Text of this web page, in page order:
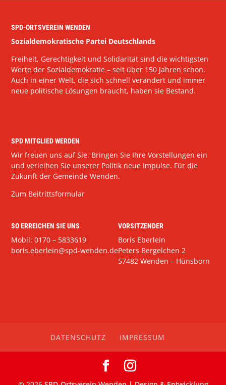
SPD-ORTSVEREIN WENDEN
Sozialdemokratische Partei Deutschlands
Freiheit, Gerechtigkeit und Solidarität sind die wichtigsten
Werte der Sozialdemokratie – seit über 150 Jahren schon.
Auch in einer Welt, die sich schnell verändert und immer
neue politische Lösungen braucht, haben sie Bestand.
SPD MITGLIED WERDEN
Wir freuen uns auf Sie. Bringen Sie Ihre Vorstellungen ein
und verleihen Sie unserer Politik neue Impulse. Für die
Zukunft der Gemeinde Wenden.
Zum Beitrittsformular
SO ERREICHEN SIE UNS
Mobil: 0170 – 5833619
boris.eberlein@spd-wenden.de
VORSITZENDER
Boris Eberlein
Peters Bergelchen 2
57482 Wenden – Hünsborn
DATENSCHUTZ IMPRESSUM